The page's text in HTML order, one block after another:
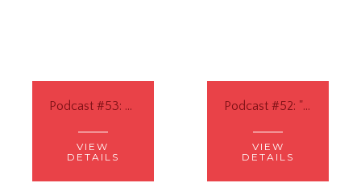
Podcast #53: Belajar Sejarah yang Hidup dalam Metode CM
VIEW
DETAILS
Podcast #52: "Liberal Education for All", Merdeka Belajar ala CM
VIEW
DETAILS